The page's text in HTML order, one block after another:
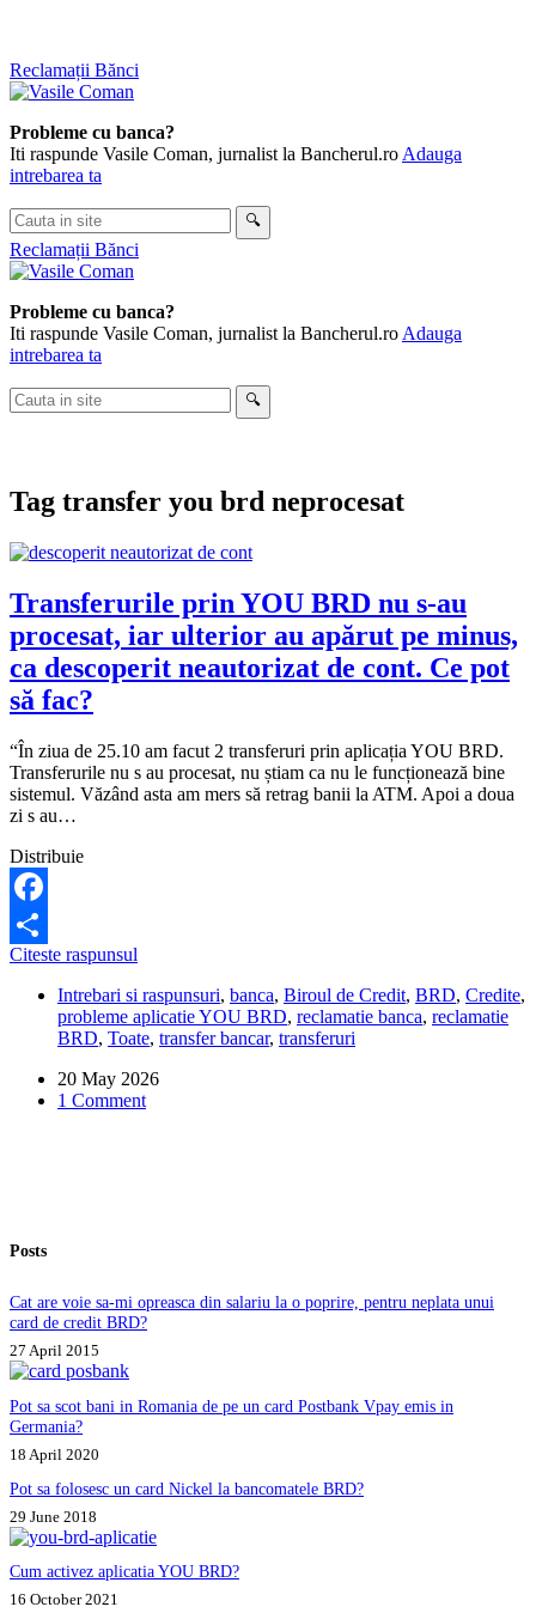
Skip
to
Reclamații Bănci
Probleme cu banca?
Iti raspunde Vasile Coman, jurnalist la Bancherul.ro Adauga
intrebarea ta
Cauta
in
site
🔍
Reclamații Bănci
Probleme cu banca?
Iti raspunde Vasile Coman, jurnalist la Bancherul.ro Adauga
intrebarea ta
Cauta
in
🔍
Tag transfer you brd neprocesat
Transferurile prin YOU BRD nu s-au
procesat, iar ulterior au apărut pe minus,
ca descoperit neautorizat de cont. Ce pot
să fac?
“În ziua de 25.10 am facut 2 transferuri prin aplicația YOU BRD.
Transferurile nu s au procesat, nu știam ca nu le funcționează bine
sistemul. Văzând asta am mers să retrag banii la ATM. Apoi a doua
zi s au…
Distribuie
Facebook
Share
Citeste raspunsul
YOU
BRD
nu
au
procesat,
neautorizat
de
să
Intrebari si raspunsuri, banca, Biroul de Credit, BRD, Credite,
probleme aplicatie YOU BRD, reclamatie banca, reclamatie
BRD, Toate, transfer bancar, transferuri
20 May 2026
1 Comment
Posts
Cat are voie sa-mi opreasca din salariu la o poprire, pentru neplata unui
card de credit BRD?
27 April 2015
Pot sa scot bani in Romania de pe un card Postbank Vpay emis in
Germania?
18 April 2020
Pot sa folosesc un card Nickel la bancomatele BRD?
29 June 2018
Cum activez aplicatia YOU BRD?
16 October 2021